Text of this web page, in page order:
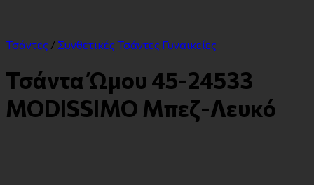
Τσάντες / Συνθετικές Τσάντες Γυναικείες
Τσάντα Ώμου 45-24533
MODISSIMO Μπεζ-Λευκό